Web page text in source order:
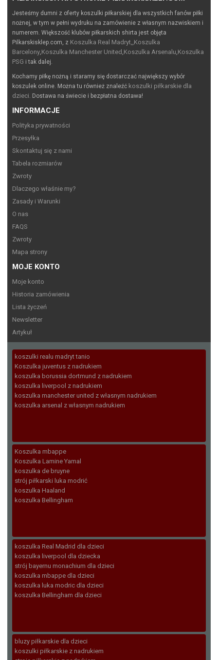
Jesteśmy dumni z oferty koszulki piłkarskiej dla wszystkich fanów piłki
nożnej, w tym w pełni wydruku na zamówienie z własnym nazwiskiem i
numerem. Większość klubów piłkarskich shirta jest objęta
Pilkarskisklep.com, z Koszulka Real Madryt,,Koszulka
Barcelony,Koszulka Manchester United ,Koszulka Arsenalu,Koszulka
PSG i tak dalej.
Kochamy piłkę nożną i staramy się dostarczać największy wybór
koszulek online. Można tu również znaleźć koszulki piłkarskie dla
dzieci. Dostawa na świecie i bezpłatna dostawa!
INFORMACJE
Polityka prywatności
Przesyłka
Skontaktuj się z nami
Tabela rozmiarów
Zwroty
Dlaczego właśnie my?
Zasady i Warunki
O nas
FAQS
Zwroty
Mapa strony
MOJE KONTO
Moje konto
Historia zamówienia
Lista życzeń
Newsletter
Artykuł
koszulki realu madryt tanio
Koszulka juventus z nadrukiem
koszulka borussia dortmund z nadrukiem
koszulka liverpool z nadrukiem
koszulka manchester united z własnym nadrukiem
koszulka arsenal z własnym nadrukiem
Koszulka mbappe
Koszulka Lamine Yamal
koszulka de bruyne
strój piłkarski luka modrić
koszulka Haaland
koszulka Bellingham
koszulka Real Madrid dla dzieci
koszulka liverpool dla dziecka
strój bayernu monachium dla dzieci
koszulka mbappe dla dzieci
koszulka luka modric dla dzieci
koszulka Bellingham dla dzieci
bluzy piłkarskie dla dzieci
koszulki piłkarskie z nadrukiem